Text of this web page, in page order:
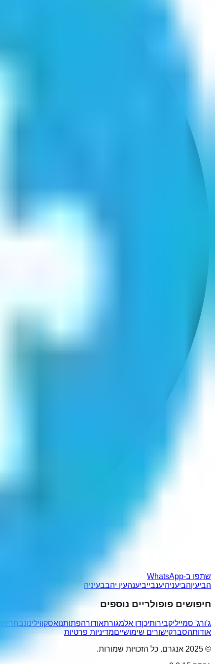
שתפו ב-WhatsApp
הביעיןהביעניהיענבייביענהעין יהבבעיניה
חיפושים פופולריים נוספים
ג'ורג' סמייליקבירותיכןדן אלמגורתאודורהפתותנואסקווילינונבחריהן
אודותהסברקישורים שימושייםמדיניות פרטיות
© 2025 אנגרם. כל הזכויות שמורות.